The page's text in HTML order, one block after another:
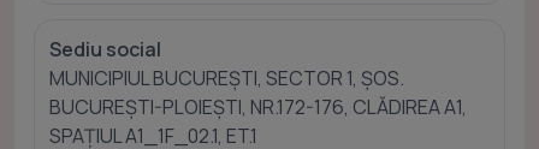
Sediu social
MUNICIPIUL BUCUREŞTI, SECTOR 1, ŞOS.
BUCUREŞTI-PLOIEŞTI, NR.172-176, CLĂDIREA A1,
SPAŢIUL A1_1F_02.1, ET.1